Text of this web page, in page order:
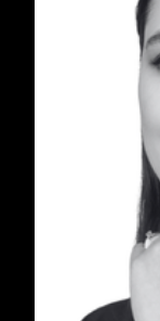
María
Negocios
con más